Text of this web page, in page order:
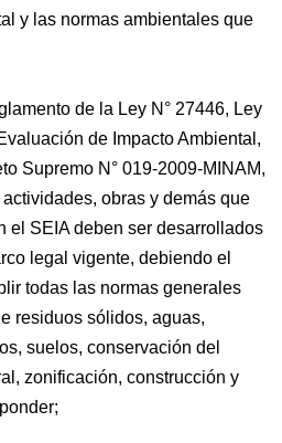
y las normas ambientales que
de la Ley N° 27446, Ley
de Impacto Ambiental,
Supremo N° 019-2009-MINAM,
obras y demás que
el SEIA deben ser desarrollados
legal vigente, debiendo el
todas las normas generales
residuos sólidos, aguas,
suelos, conservación del
zonificación, construcción y